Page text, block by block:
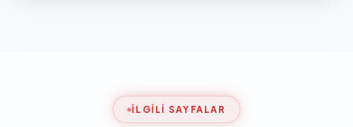
İLGILI SAYFALAR